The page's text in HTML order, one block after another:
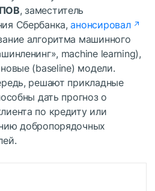
, заместитель
Сбербанка,анонсировал
алгоритма машинного
machine learning),
(baseline) модели.
решают прикладные
дать прогноз о
по кредиту или
добропорядочных